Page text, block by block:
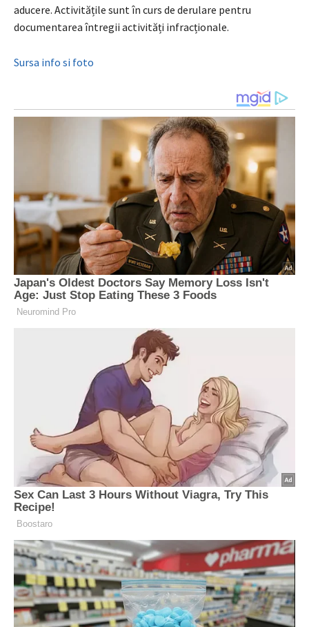
aducere. Activitățile sunt în curs de derulare pentru
documentarea întregii activități infracționale.
Sursa info si foto